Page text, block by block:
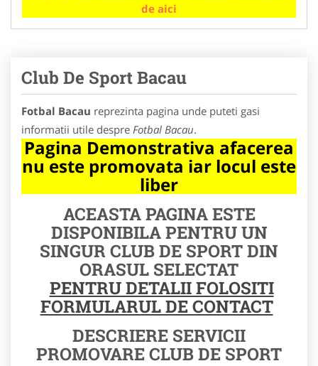
de aici
Club De Sport Bacau
Fotbal Bacau reprezinta pagina unde puteti gasi
informatii utile despre Fotbal Bacau.
Pagina Demonstrativa afacerea
nu este promovata iar locul este
liber
ACEASTA PAGINA ESTE
DISPONIBILA PENTRU UN
SINGUR CLUB DE SPORT DIN
ORASUL SELECTAT
PENTRU DETALII FOLOSITI
FORMULARUL DE CONTACT
DESCRIERE SERVICII
PROMOVARE CLUB DE SPORT